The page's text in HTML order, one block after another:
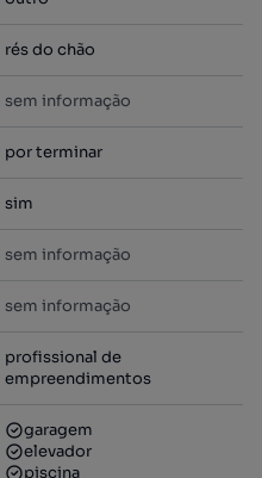
rés do chão
sem informação
por terminar
sim
sem informação
sem informação
profissional de
empreendimentos
garagem
elevador
piscina